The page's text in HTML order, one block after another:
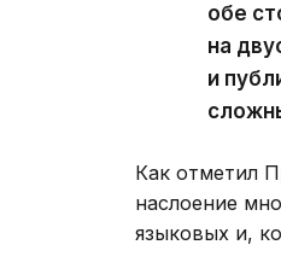
обе
на
и
Как отметил
наслоение
языковых и,